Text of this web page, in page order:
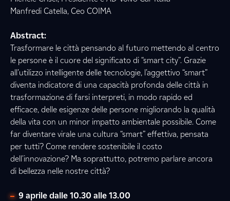
Manfredi Catella, Ceo COIMA
Abstract:
Trasformare le città pensando al futuro mettendo al centro
le persone è il cuore del significato di “smart city”. Grazie
all’utilizzo intelligente delle tecnologie, l’aggettivo “smart”
diventa indicatore di una capacità profonda delle città in
trasformazione di farsi interpreti, in modo rapido ed
efficace, delle esigenze delle persone migliorando la qualità
della vita con un minor impatto ambientale possibile. Come
far diventare virale una cultura “smart” effettiva, pensata
per tutti? Come rendere sostenibile il costo
dell'innovazione? Ma soprattutto, potremo parlare ancora
di bellezza nelle nostre città?
9 aprile dalle 10.30 alle 13.00